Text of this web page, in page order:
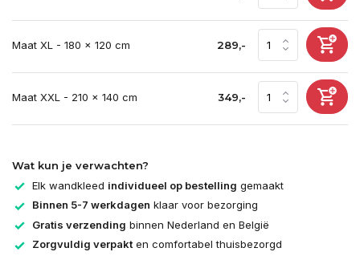
Maat XL - 180 x 120 cm 289,-
Maat XXL - 210 x 140 cm 349,-
Wat kun je verwachten?
Elk wandkleed individueel op bestelling gemaakt
Binnen 5-7 werkdagen klaar voor bezorging
Gratis verzending binnen Nederland en België
Zorgvuldig verpakten comfortabel thuisbezorgd